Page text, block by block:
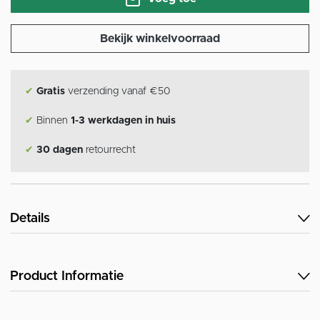
Bekijk winkelvoorraad
✔ Gratis verzending vanaf €50
✔ Binnen 1-3 werkdagen in huis
✔ 30 dagen retourrecht
Details
Product Informatie